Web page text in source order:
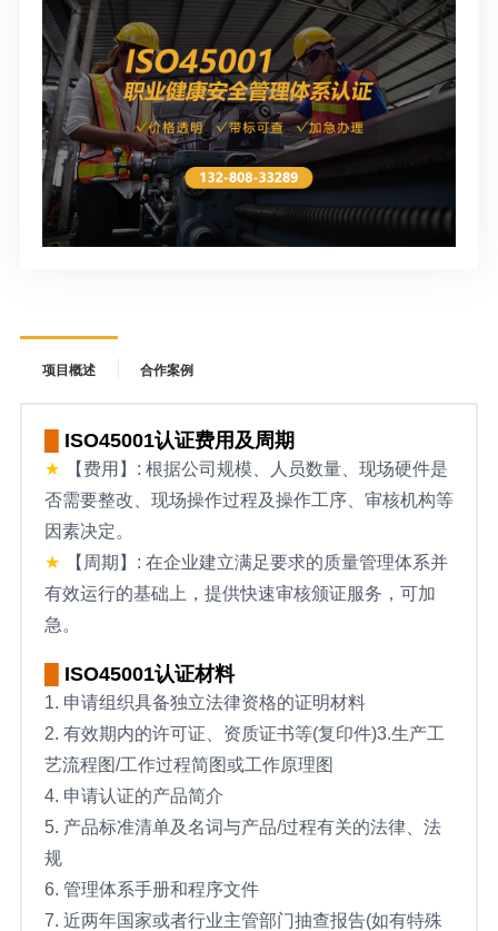
项目概述 合作案例
ISO45001认证费用及周期
★
【费用】: 根据公司规模、人员数量、现场硬件是
否需要整改、现场操作过程及操作工序、审核机构等
因素决定。
★
【周期】: 在企业建立满足要求的质量管理体系并
有效运行的基础上，提供快速审核颁证服务，可加
急。
ISO45001认证材料
1. 申请组织具备独立法律资格的证明材料
2. 有效期内的许可证、资质证书等(复印件)3.生产工
艺流程图/工作过程简图或工作原理图
4. 申请认证的产品简介
5. 产品标准清单及名词与产品/过程有关的法律、法
规
6. 管理体系手册和程序文件
7. 近两年国家或者行业主管部门抽查报告(如有特殊